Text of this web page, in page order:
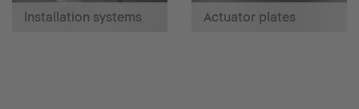
Installation systems Actuator plates